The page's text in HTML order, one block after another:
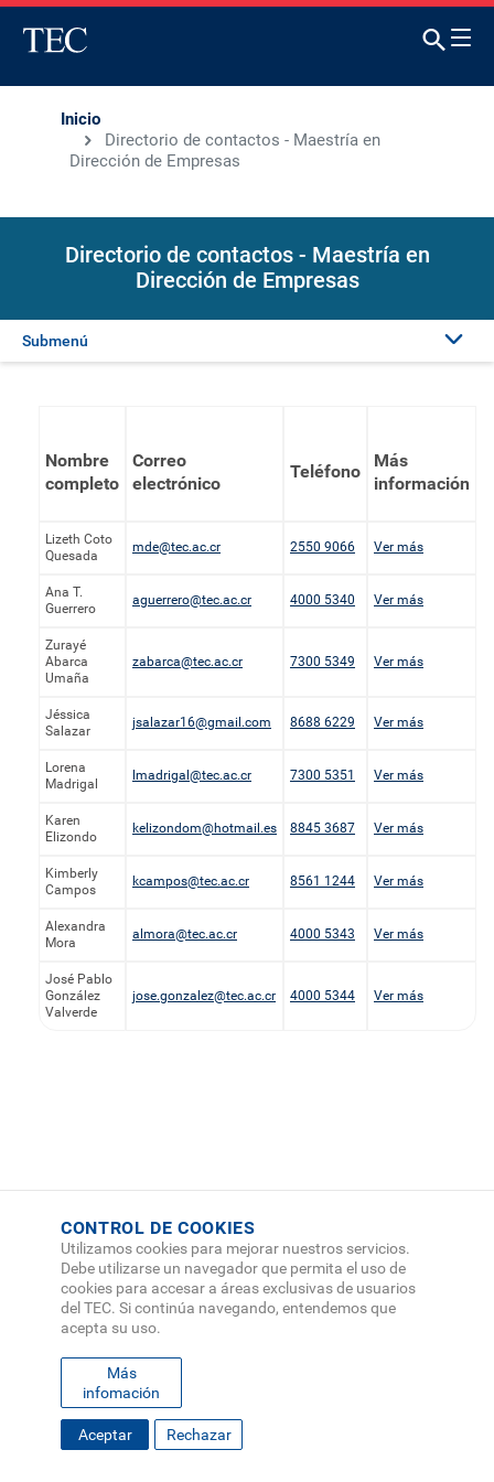
Inicio
Directorio de contactos - Maestría en
Dirección de Empresas
Directorio de contactos - Maestría en
Dirección de Empresas
Submenú
Nombre
completo
Correo
electrónico
Teléfono
Más
información
Lizeth Coto
Quesada
mde@tec.ac.cr 2550 9066 Ver más
Ana T.
Guerrero
aguerrero@tec.ac.cr 4000 5340 Ver más
Zurayé
Abarca
Umaña
zabarca@tec.ac.cr 7300 5349 Ver más
Jéssica
Salazar
jsalazar16@gmail.com 8688 6229 Ver más
Lorena
Madrigal
lmadrigal@tec.ac.cr 7300 5351 Ver más
Karen
Elizondo
kelizondom@hotmail.es 8845 3687 Ver más
Kimberly
Campos
kcampos@tec.ac.cr 8561 1244 Ver más
Alexandra
Mora
almora@tec.ac.cr 4000 5343 Ver más
José Pablo
González
Valverde
jose.gonzalez@tec.ac.cr 4000 5344 Ver más
CONTROL DE COOKIES
Utilizamos cookies para mejorar nuestros servicios.
Debe utilizarse un navegador que permita el uso de
cookies para accesar a áreas exclusivas de usuarios
del TEC. Si continúa navegando, entendemos que
acepta su uso.
Más
infomación
Aceptar Rechazar